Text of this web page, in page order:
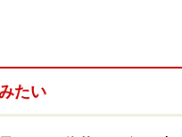
画面ロック（スクリー
おきましょう。万一紛
れたり、勝手に使われ
たい